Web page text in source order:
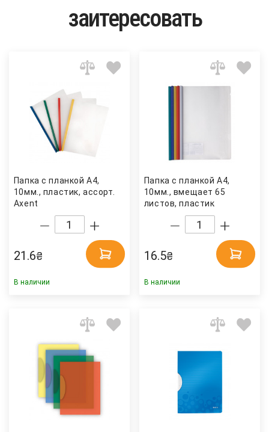
заитересовать
Папка с планкой А4,
10мм., пластик, ассорт.
Axent
21.6₴
В наличии
Папка с планкой А4,
10мм., вмещает 65
листов, пластик
прозрачный, корешок
ассорт. 4Office
16.5₴
В наличии